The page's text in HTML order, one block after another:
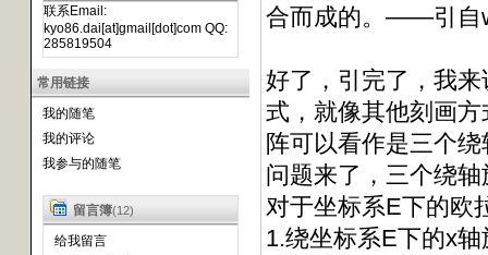
联系Email:
kyo86.dai[at]gmail[dot]com QQ:
285819504
常用链接
我的随笔
我的评论
我参与的随笔
留言簿(12)
给我留言
合而成的。——引自
好了，引完了，我
式，就像其他刻画
阵可以看作是三个
问题来了，三个绕
对于坐标系E下的欧
1.绕坐标系E下的x